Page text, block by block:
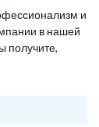
и
в нашей
получите,